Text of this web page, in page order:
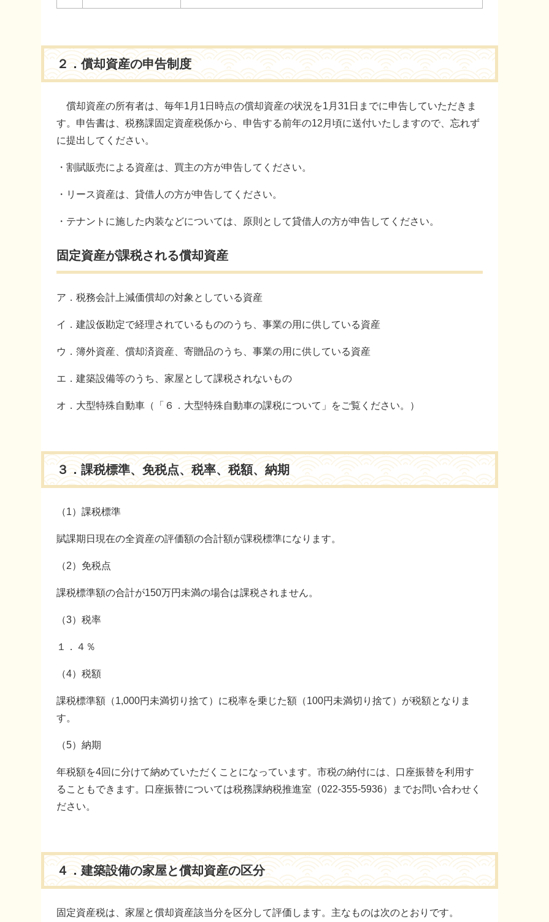
２．償却資産の申告制度
償却資産の所有者は、毎年1月1日時点の償却資産の状況を1月31日までに申告していただきま
す。申告書は、税務課固定資産税係から、申告する前年の12月頃に送付いたしますので、忘れず
に提出してください。
・割賦販売による資産は、買主の方が申告してください。
・リース資産は、貸借人の方が申告してください。
・テナントに施した内装などについては、原則として貸借人の方が申告してください。
固定資産が課税される償却資産
ア．税務会計上減価償却の対象としている資産
イ．建設仮勘定で経理されているもののうち、事業の用に供している資産
ウ．簿外資産、償却済資産、寄贈品のうち、事業の用に供している資産
エ．建築設備等のうち、家屋として課税されないもの
オ．大型特殊自動車（「６．大型特殊自動車の課税について」をご覧ください。）
３．課税標準、免税点、税率、税額、納期
（1）課税標準
賦課期日現在の全資産の評価額の合計額が課税標準になります。
（2）免税点
課税標準額の合計が150万円未満の場合は課税されません。
（3）税率
１．４％
（4）税額
課税標準額（1,000円未満切り捨て）に税率を乗じた額（100円未満切り捨て）が税額となりま
す。
（5）納期
年税額を4回に分けて納めていただくことになっています。市税の納付には、口座振替を利用す
ることもできます。口座振替については税務課納税推進室（022-355-5936）までお問い合わせく
ださい。
４．建築設備の家屋と償却資産の区分
固定資産税は、家屋と償却資産該当分を区分して評価します。主なものは次のとおりです。